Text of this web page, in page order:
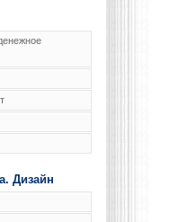
Дизайн